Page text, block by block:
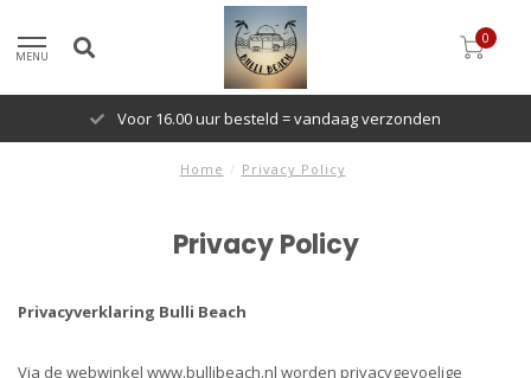
MENU
0
Voor 16.00 uur besteld = vandaag verzonden
Home / Privacy Policy
Privacy Policy
Privacyverklaring Bulli Beach
Via de webwinkel www.bullibeach.nl worden privacygevoelige